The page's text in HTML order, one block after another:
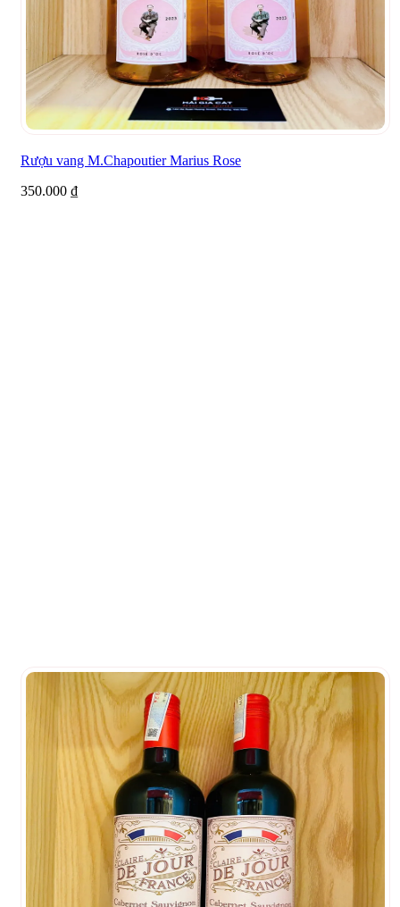
Rượu vang M.Chapoutier Marius Rose
350.000 ₫